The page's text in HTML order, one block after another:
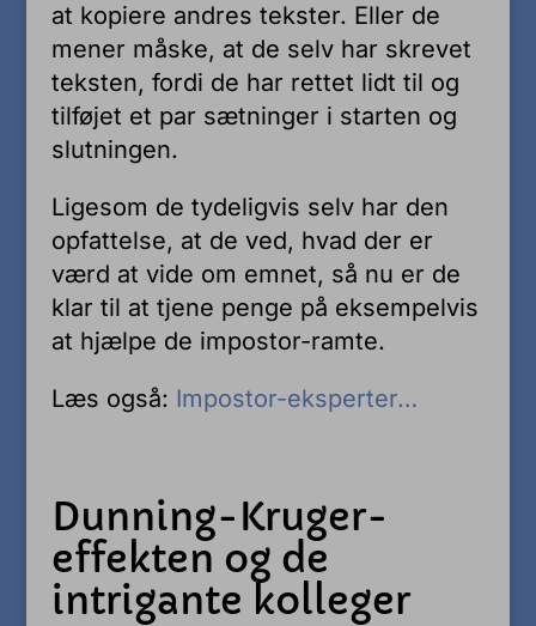
at kopiere andres tekster. Eller de
mener måske, at de selv har skrevet
teksten, fordi de har rettet lidt til og
tilføjet et par sætninger i starten og
slutningen.
Ligesom de tydeligvis selv har den
opfattelse, at de ved, hvad der er
værd at vide om emnet, så nu er de
klar til at tjene penge på eksempelvis
at hjælpe de impostor-ramte.
Læs også: Impostor-eksperter…
Dunning-Kruger-
effekten og de
intrigante kolleger